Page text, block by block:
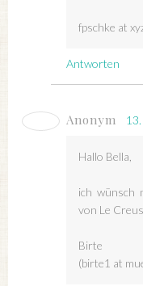
fpschke at
Antworten
Anonym
Hallo Bella,
ich wünsch
von Le
Birte
(birte1 at